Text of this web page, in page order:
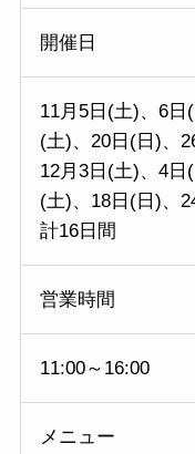
開催日
11月5日(土)、6日
(土)、20日(日)、
12月3日(土)、4日
(土)、18日(日)、
計16日間
営業時間
11:00～16:00
メニュー